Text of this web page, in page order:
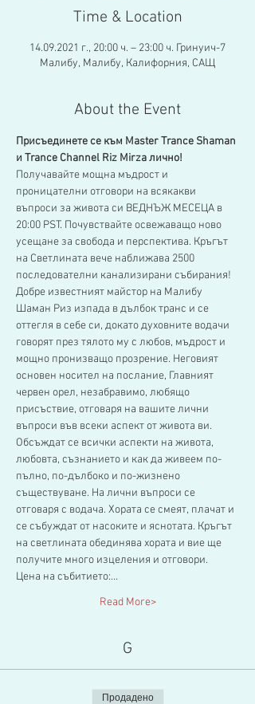
Time & Location
14.09.2021 г., 20:00 ч. – 23:00 ч. Гринуич-7
Малибу, Малибу, Калифорния, САЩ
About the Event
Присъединете се към Master Trance Shaman
и Trance Channel Riz Mirza лично!
Получавайте мощна мъдрост и
проницателни отговори на всякакви
въпроси за живота си ВЕДНЪЖ МЕСЕЦА в
20:00 PST. Почувствайте освежаващо ново
усещане за свобода и перспектива. Кръгът
на Светлината вече наближава 2500
последователни канализирани събирания!
Добре известният майстор на Малибу
Шаман Риз изпада в дълбок транс и се
оттегля в себе си, докато духовните водачи
говорят през тялото му с любов, мъдрост и
мощно пронизващо прозрение. Неговият
основен носител на послание, Главният
червен орел, незабравимо, любящо
присъствие, отговаря на вашите лични
въпроси във всеки аспект от живота ви.
Обсъждат се всички аспекти на живота,
любовта, съзнанието и как да живеем по-
пълно, по-дълбоко и по-жизнено
съществуване. На лични въпроси се
отговаря с водача. Хората се смеят, плачат и
се събуждат от насоките и яснотата. Кръгът
на светлината обединява хората и вие ще
получите много изцеления и отговори.
Цена на събитието:…
Read More>
G
Продадено